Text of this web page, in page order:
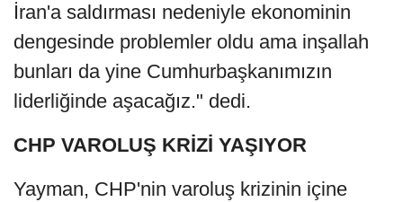
İran'a saldırması nedeniyle ekonominin
dengesinde problemler oldu ama inşallah
bunları da yine Cumhurbaşkanımızın
liderliğinde aşacağız." dedi.
CHP VAROLUŞ KRİZİ YAŞIYOR
Yayman, CHP'nin varoluş krizinin içine